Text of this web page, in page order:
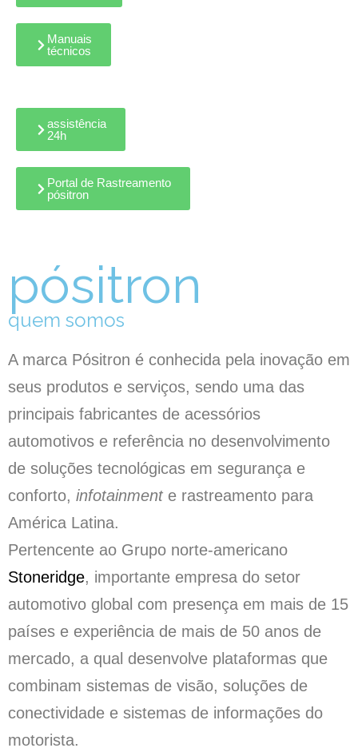
Manuais
técnicos
assistência
24h
Portal de Rastreamento
pósitron
pósitron
quem somos
A marca Pósitron é conhecida pela inovação em
seus produtos e serviços, sendo uma das
principais fabricantes de acessórios
automotivos e referência no desenvolvimento
de soluções tecnológicas em segurança e
conforto, infotainment e rastreamento para
América Latina.
Pertencente ao Grupo norte-americano
Stoneridge, importante empresa do setor
automotivo global com presença em mais de 15
países e experiência de mais de 50 anos de
mercado, a qual desenvolve plataformas que
combinam sistemas de visão, soluções de
conectividade e sistemas de informações do
motorista.